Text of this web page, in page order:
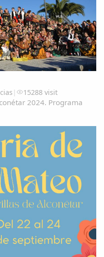
| 15288 visit
2024. Programa
Facebook
en Twitter